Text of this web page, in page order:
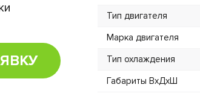
Тип двигателя
Марка двигателя
Тип охлаждения
Габариты ВхДхШ